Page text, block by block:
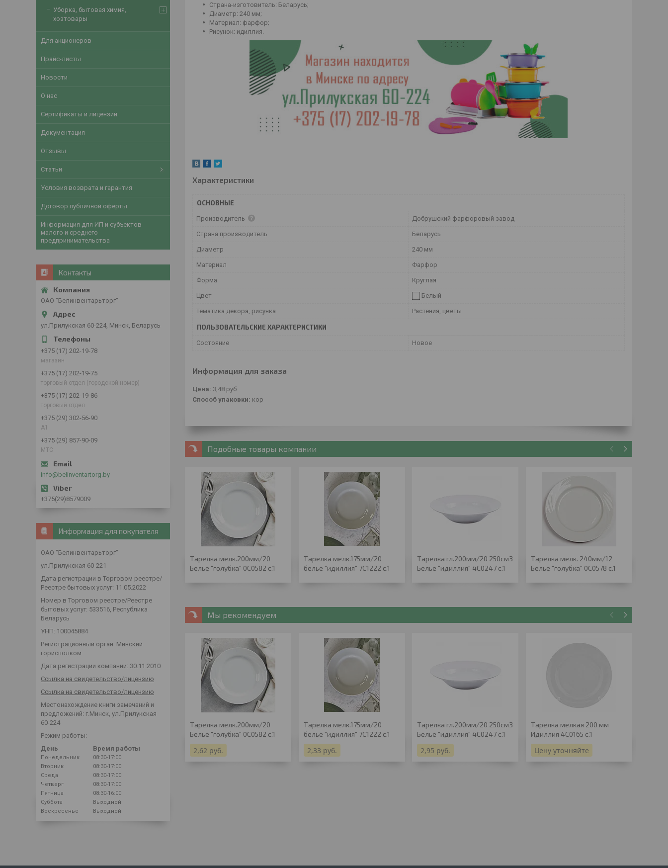
Страна-изготовитель: Беларусь;
Диаметр: 240 мм;
Материал: фарфор;
Рисунок: идиллия.
Характеристики
ОСНОВНЫЕ
Производитель Добрушский фарфоровый завод
Страна производитель Беларусь
Диаметр 240 мм
Материал Фарфор
Форма Круглая
Цвет Белый
Тематика декора, рисунка Растения, цветы
ПОЛЬЗОВАТЕЛЬСКИЕ ХАРАКТЕРИСТИКИ
Состояние Новое
Информация для заказа
Цена: 3,48 руб.
Способ упаковки: кор
Подобные товары компании
Тарелка мелк.200мм/20
Белье "голубка" 0С0582 с.1
Тарелка мелк.175мм/20
белье "идиллия" 7С1222 с.1
Тарелка гл.200мм/20 250см3
Белье "идиллия" 4С0247 с.1
Тарелка мелк. 240мм/12
Белье "голубка" 0С0578 с.1
Мы рекомендуем
Тарелка мелк.200мм/20
Белье "голубка" 0С0582 с.1
2,62 руб.
Тарелка мелк.175мм/20
белье "идиллия" 7С1222 с.1
2,33 руб.
Тарелка гл.200мм/20 250см3
Белье "идиллия" 4С0247 с.1
2,95 руб.
Тарелка мелкая 200 мм
Идиллия 4С0165 с.1
Цену уточняйте
Уборка, бытовая химия,
хозтовары
Для акционеров
Прайс-листы
Новости
О нас
Сертификаты и лицензии
Документация
Отзывы
Статьи
Условия возврата и гарантия
Договор публичной оферты
Информация для ИП и субъектов
малого и среднего
предпринимательства
Контакты
ОАО "Белинвентарьторг"
ул.Прилукская 60-224, Минск, Беларусь
+375 (17) 202-19-78
магазин
+375 (17) 202-19-75
торговый отдел (городской номер)
+375 (17) 202-19-86
торговый отдел
+375 (29) 302-56-90
А1
+375 (29) 857-90-09
МТС
info@belinventartorg.by
+375(29)8579009
Информация для покупателя
ОАО "Белинвентарьторг"
ул.Прилукская 60-221
Дата регистрации в Торговом реестре/
Реестре бытовых услуг: 11.05.2022
Номер в Торговом реестре/Реестре
бытовых услуг: 533516, Республика
Беларусь
УНП: 100045884
Регистрационный орган: Минский
горисполком
Дата регистрации компании: 30.11.2010
Ссылка на свидетельство/лицензию
Ссылка на свидетельство/лицензию
Местонахождение книги замечаний и
предложений: г.Минск, ул.Прилукская
60-224
Режим работы:
День
Время работы
Понедельник
08:30-17:00
Вторник
08:30-17:00
Среда
08:30-17:00
Четверг
08:30-17:00
Пятница
08:30-16:00
Суббота
Выходной
Воскресенье
Выходной